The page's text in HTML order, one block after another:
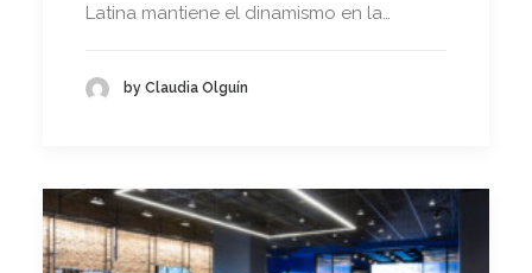
Latina mantiene el dinamismo en la…
by Claudia Olguín